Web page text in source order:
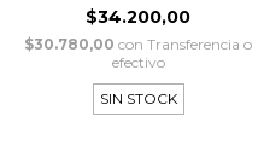
$34.200,00
$30.780,00 con Transferencia o
efectivo
SIN STOCK